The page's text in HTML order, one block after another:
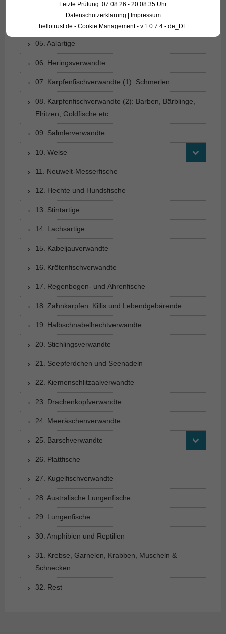
03. Knochenzüngler
04. Tarpune
05. Aalartige
06. Heringsverwandte
07. Karpfenfischverwandte (1): Schmerlen
08. Karpfenfischverwandte (2): Barben, Bärblinge,
Elritzen, Goldfische etc.
09. Salmlerverwandte
10. Welse
11. Neuwelt-Messerfische
12. Hechte und Hundsfische
13. Stintartige
14. Lachsartige
15. Kabeljauverwandte
16. Krötenfischverwandte
17. Regenbogen- und Ährenfische
18. Zahnkarpfen: Killis und Lebendgebärende
19. Halbschnabelhechtverwandte
20. Stichlingsverwandte
21. Seepferdchen und Seenadeln
22. Kiemenschlitzaalverwandte
23. Drachenkopfverwandte
24. Meeräschenverwandte
25. Barschverwandte
26. Plattfische
27. Kugelfischverwandte
28. Australische Lungenfische
29. Lungenfische
30. Amphibien und Reptilien
31. Krebse, Garnelen, Krabben, Muscheln &
Schnecken
32. Rest
Letzte Prüfung: 07.08.26 - 20:08:35 Uhr
Datenschutzerklärung
Impressum
hellotrust.de - Cookie Management - v.1.0.7.4 - de_DE